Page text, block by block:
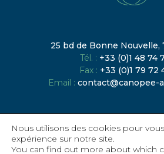
25 bd de Bonne Nouvelle,
Tél. : +33 (0)1 48 74
Fax : +33 (0)1 79 72
Email : contact@canopee-
Nous utilisons des cookies pour
expérience sur notre site.
You can find out more about which